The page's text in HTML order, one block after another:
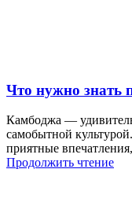
Что нужно знать
Камбоджа —
самобытной
приятные
Продолжить чтение